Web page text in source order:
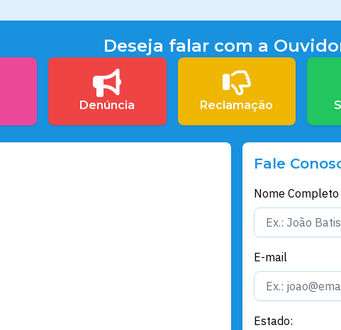
Deseja falar com a
Denúncia Reclamação
Fale
Nome Completo
E-mail
Estado: